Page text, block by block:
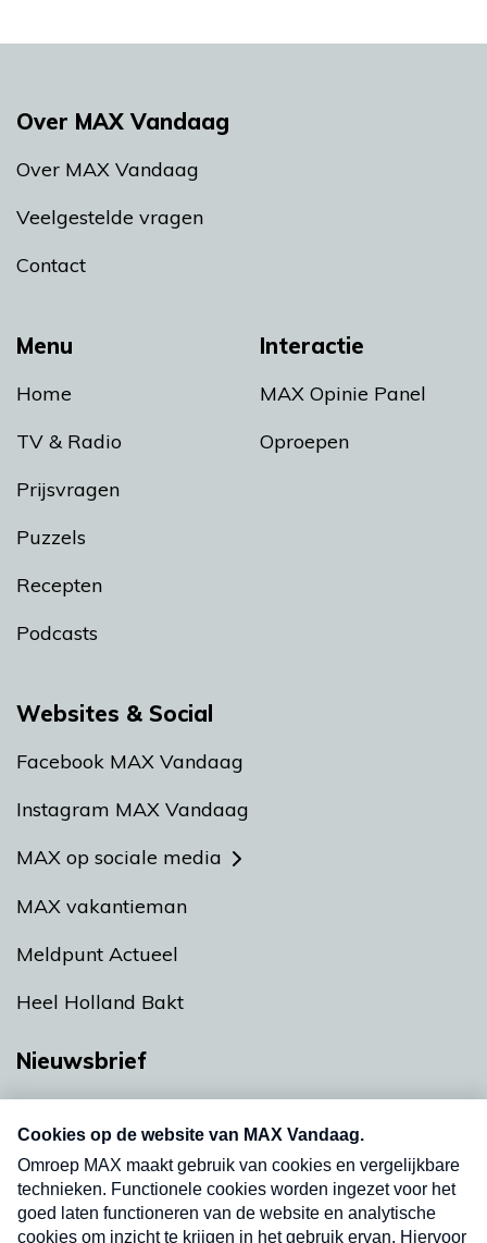
Menu
Home
TV & Radio
Prijsvragen
Puzzels
Recepten
Podcasts
Interactie
MAX Opinie Panel
Oproepen
Over MAX Vandaag
Over MAX Vandaag
Veelgestelde vragen
Contact
Websites & Social
Facebook MAX Vandaag
Instagram MAX Vandaag
MAX op sociale media
MAX vakantieman
Meldpunt Actueel
Heel Holland Bakt
Nieuwsbrief
nieuwsbrief. Elke vrijdag- en dinsdagochtend in
uw mailbox.
Verzend